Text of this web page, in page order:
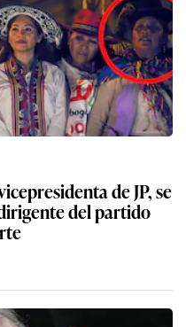
de JP, se
del partido